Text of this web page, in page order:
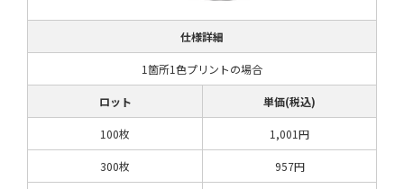
仕様詳細
1箇所1色プリントの場合
ロット 単価(税込)
100枚 1,001円
300枚 957円